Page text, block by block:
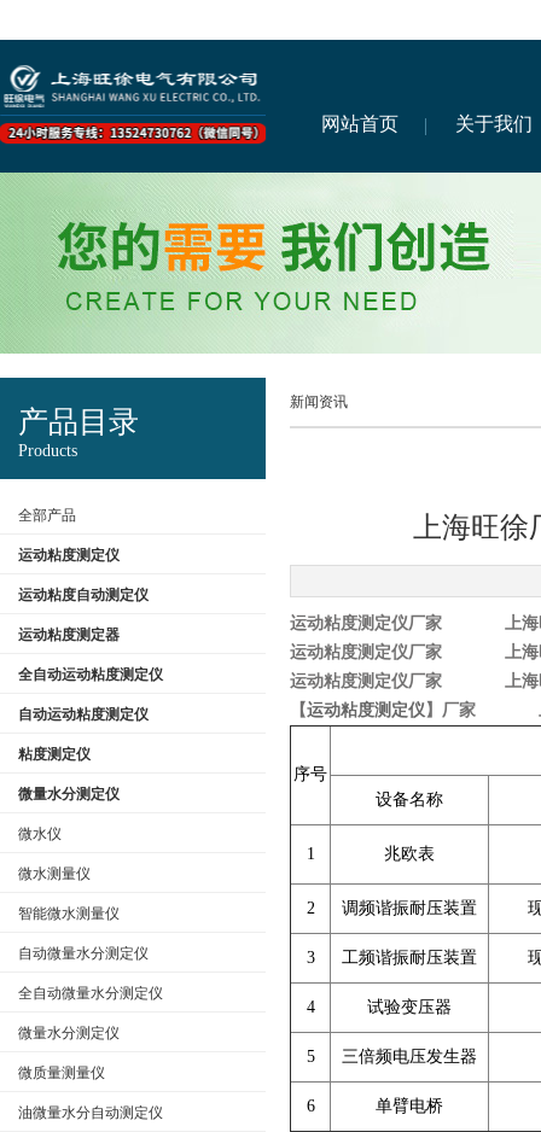
网站首页 关于我们
产品目录
Products
全部产品
运动粘度测定仪
运动粘度自动测定仪
运动粘度测定器
全自动运动粘度测定仪
自动运动粘度测定仪
粘度测定仪
微量水分测定仪
微水仪
微水测量仪
智能微水测量仪
自动微量水分测定仪
全自动微量水分测定仪
微量水分测定仪
微质量测量仪
油微量水分自动测定仪
新闻资讯
上海旺
运动粘度测定仪厂家 上海旺
运动粘度测定仪厂家 上海旺
运动粘度测定仪厂家 上海旺
【运动粘度测定仪 】厂家 上海
序号
设备名称
1 兆欧表
2 调频谐振耐压装置
3 工频谐振耐压装置
4 试验变压器
5 三倍频电压发生器
6 单臂电桥